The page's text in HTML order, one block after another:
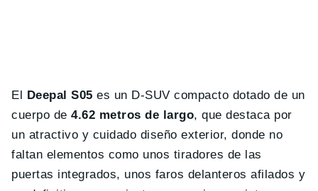
El Deepal S05 es un D-SUV compacto dotado de un
cuerpo de4.62 metros de largo, que destaca por
un atractivo y cuidado diseño exterior, donde no
faltan elementos como unos tiradores de las
puertas integrados, unos faros delanteros afilados y